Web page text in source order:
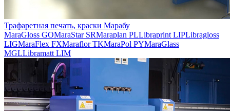
Трафаретная печать, краски Марабу
MaraGloss GOMaraStar SRMaraplan PLLibraprint LIPLibragloss
LIGMaraFlex FXMaraflor TKMaraPol PYMaraGlass
MGLLibramatt LIM